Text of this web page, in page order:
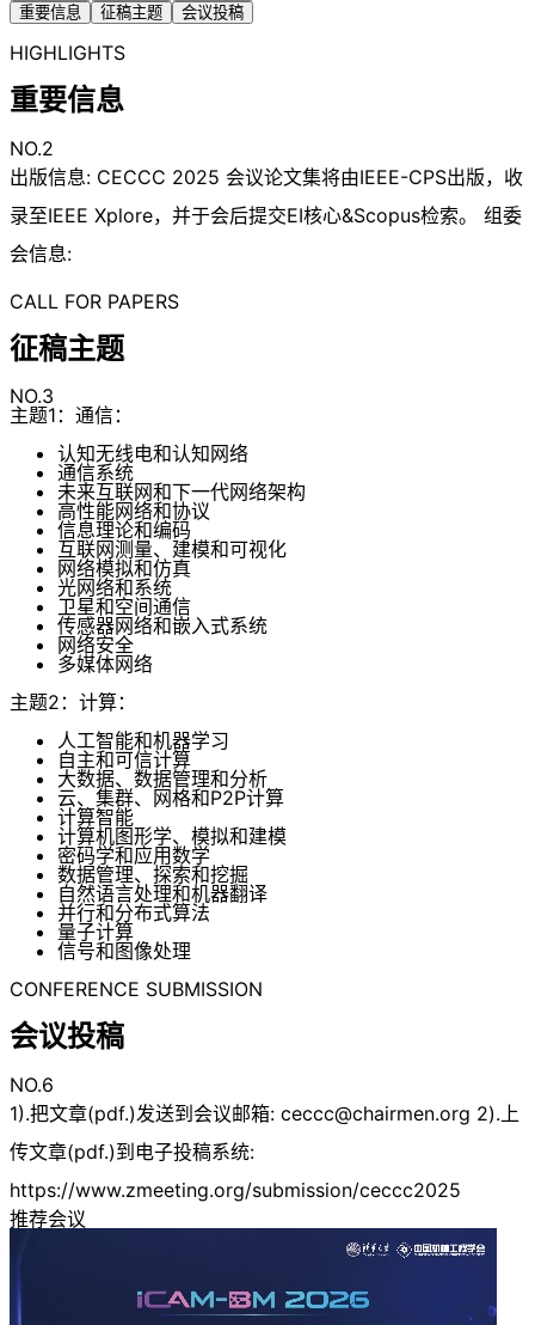
重要信息
征稿主题 会议投稿
HIGHLIGHTS
重要信息
NO.2
出版信息: CECCC 2025 会议论文集将由IEEE-CPS出版，收
录至IEEE Xplore，并于会后提交EI核心&Scopus检索。 组委
会信息:
CALL FOR PAPERS
征稿主题
NO.3
主题1：通信：
认知无线电和认知网络
通信系统
未来互联网和下一代网络架构
高性能网络和协议
信息理论和编码
互联网测量、建模和可视化
网络模拟和仿真
光网络和系统
卫星和空间通信
传感器网络和嵌入式系统
网络安全
多媒体网络
主题2：计算：
人工智能和机器学习
自主和可信计算
大数据、数据管理和分析
云、集群、网格和P2P计算
计算智能
计算机图形学、模拟和建模
密码学和应用数学
数据管理、探索和挖掘
自然语言处理和机器翻译
并行和分布式算法
量子计算
信号和图像处理
CONFERENCE SUBMISSION
会议投稿
NO.6
1).把文章(pdf.)发送到会议邮箱: ceccc@chairmen.org 2).上
传文章(pdf.)到电子投稿系统:
https://www.zmeeting.org/submission/ceccc2025
推荐会议